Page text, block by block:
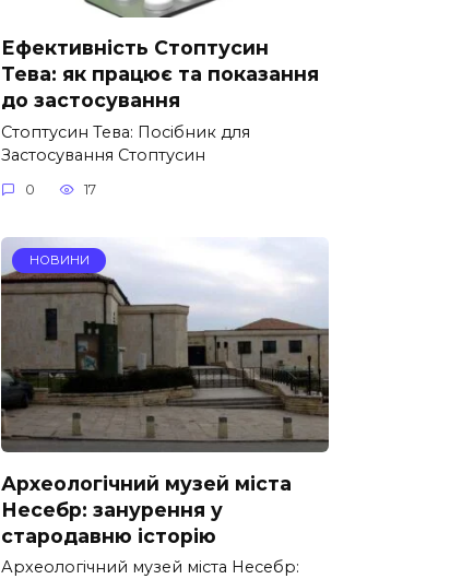
Ефективність Стоптусин
Тева: як працює та показання
до застосування
Стоптусин Тева: Посібник для
Застосування Стоптусин
0 17
НОВИНИ
Археологічний музей міста
Несебр: занурення у
стародавню історію
Археологічний музей міста Несебр: